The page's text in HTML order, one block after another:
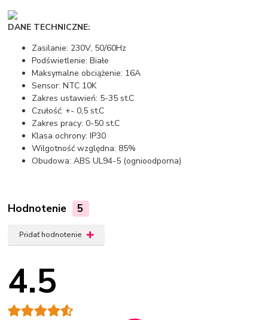
DANE TECHNICZNE:
Zasilanie: 230V, 50/60Hz
Podświetlenie: Białe
Maksymalne obciążenie: 16A
Sensor: NTC 10K
Zakres ustawień: 5-35 st.C
Czułość: +- 0,5 st.C
Zakres pracy: 0-50 st.C
Klasa ochrony: IP30
Wilgotność względna: 85%
Obudowa: ABS UL94-5 (ognioodporna)
Hodnotenie 5
Pridať hodnotenie
4.5